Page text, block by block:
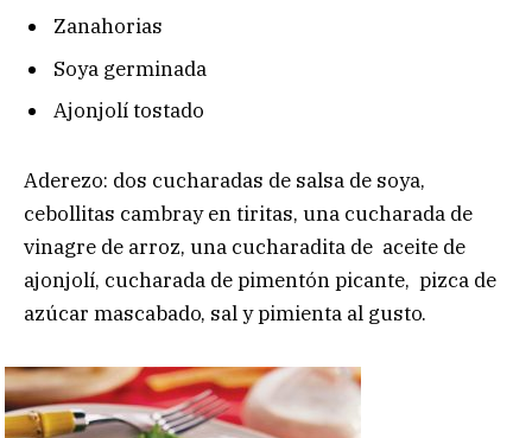
Zanahorias
Soya germinada
Ajonjolí tostado
Aderezo: dos cucharadas de salsa de soya,
cebollitas cambray en tiritas, una cucharada de
vinagre de arroz, una cucharadita de aceite de
ajonjolí, cucharada de pimentón picante, pizca de
azúcar mascabado, sal y pimienta al gusto.